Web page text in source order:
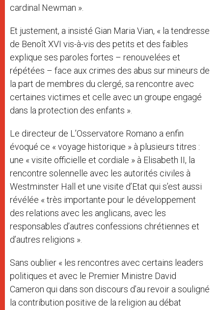
cardinal Newman ».
Et justement, a insisté Gian Maria Vian, « la tendresse
de Benoît XVI vis-à-vis des petits et des faibles
explique ses paroles fortes – renouvelées et
répétées – face aux crimes des abus sur mineurs de
la part de membres du clergé, sa rencontre avec
certaines victimes et celle avec un groupe engagé
dans la protection des enfants ».
Le directeur de L’Osservatore Romano a enfin
évoqué ce « voyage historique » à plusieurs titres :
une « visite officielle et cordiale » à Elisabeth II, la
rencontre solennelle avec les autorités civiles à
Westminster Hall et une visite d’Etat qui s’est aussi
révélée « très importante pour le développement
des relations avec les anglicans, avec les
responsables d’autres confessions chrétiennes et
d’autres religions ».
Sans oublier « les rencontres avec certains leaders
politiques et avec le Premier Ministre David
Cameron qui dans son discours d’au revoir a souligné
la contribution positive de la religion au débat